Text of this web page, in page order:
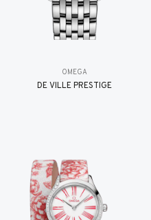
OMEGA
DE VILLE PRESTIGE